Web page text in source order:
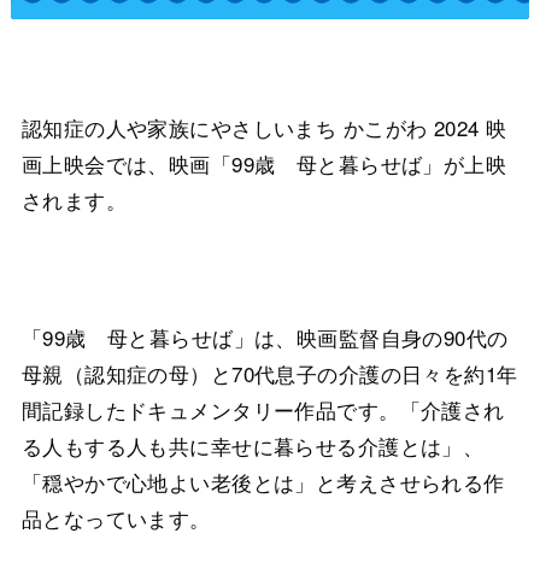
認知症の人や家族にやさしいまち かこがわ 2024 映
画上映会では、映画「99歳 母と暮らせば」が上映
されます。
「99歳 母と暮らせば」は、映画監督自身の90代の
母親（認知症の母）と70代息子の介護の日々を約1年
間記録したドキュメンタリー作品です。「介護され
る人もする人も共に幸せに暮らせる介護とは」、
「穏やかで心地よい老後とは」と考えさせられる作
品となっています。